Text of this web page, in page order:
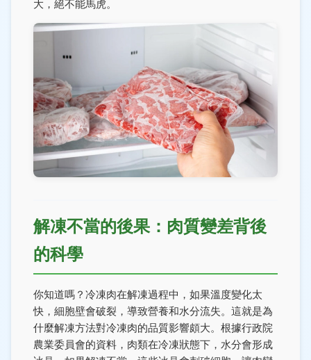
大，絕不能馬虎。
解凍不當的後果：肉質變差背後
的科學
你知道嗎？冷凍肉在解凍過程中，如果溫度變化太
快，細胞壁會破裂，導致營養和水分流失。這就是為
什麼解凍方法對冷凍肉的品質影響頗大。根據行政院
農業委員會的資料，肉類在冷凍狀態下，水分會形成